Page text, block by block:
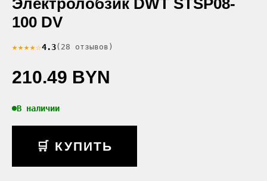
100 DV
★★★★☆4.3(28 отзывов)
210.49 BYN
В наличии
🛒 КУПИТЬ